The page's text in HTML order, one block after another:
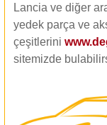
Lancia ve diğer
yedek parça ve
çeşitlerini
sitemizde